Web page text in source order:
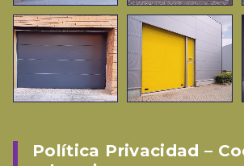
Política Privacidad –